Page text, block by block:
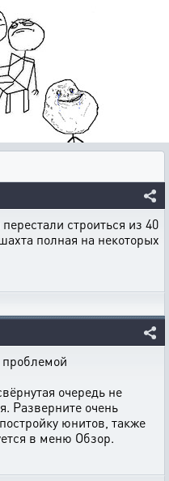
строиться из 40
полная на некоторых
проблемой
очередь не
Разверните очень
юнитов, также
в меню Обзор.